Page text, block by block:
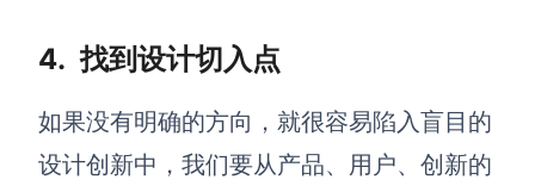
4. 找到设计切入点
如果没有明确的方向，就很容易陷入盲目的
设计创新中，我们要从产品、用户、创新的